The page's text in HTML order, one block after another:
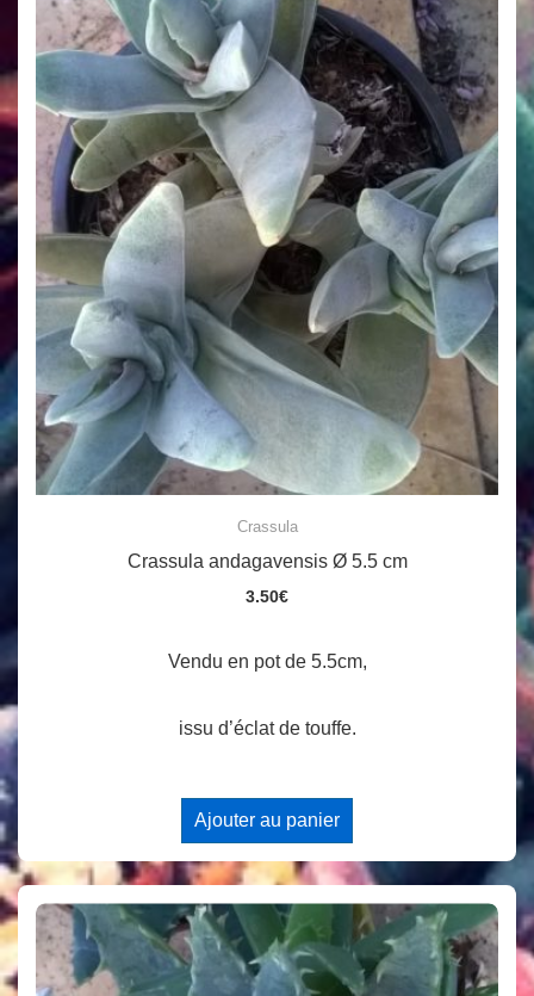
Crassula
Crassula andagavensis Ø 5.5 cm
3.50€
Vendu en pot de 5.5cm,
issu d’éclat de touffe.
Ajouter au panier